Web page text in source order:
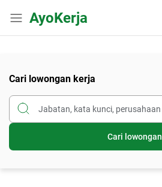
AyoKerja
Cari lowongan kerja
Cari lowongan